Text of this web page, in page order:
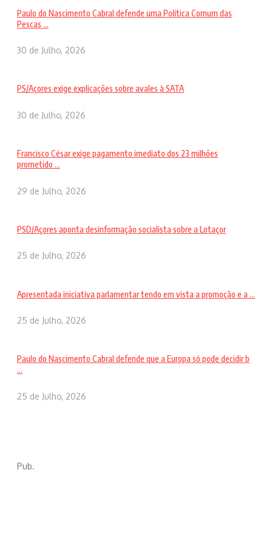
Paulo do Nascimento Cabral defende uma Política Comum das
Pescas ...
30 de Julho, 2026
PS/Açores exige explicações sobre avales à SATA
30 de Julho, 2026
Francisco César exige pagamento imediato dos 23 milhões
prometido ...
29 de Julho, 2026
PSD/Açores aponta desinformação socialista sobre a Lotaçor
25 de Julho, 2026
Apresentada iniciativa parlamentar tendo em vista a promoção e a ...
25 de Julho, 2026
Paulo do Nascimento Cabral defende que a Europa só pode decidir b
...
25 de Julho, 2026
Pub.